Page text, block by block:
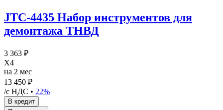
JTC-4435 Набор инструментов для
демонтажа ТНВД
3 363 ₽
X4
на 2 мес
13 450 ₽
/с НДС • 22%